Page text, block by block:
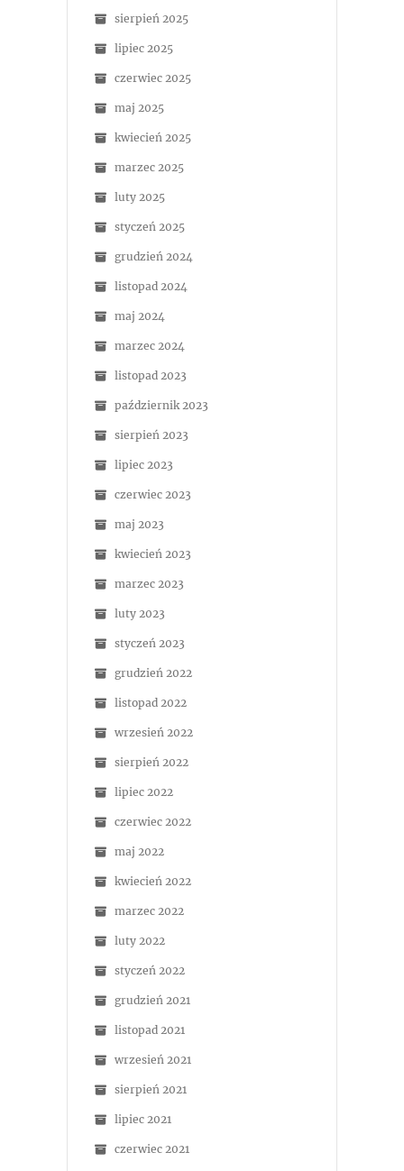
sierpień 2025
lipiec 2025
czerwiec 2025
maj 2025
kwiecień 2025
marzec 2025
luty 2025
styczeń 2025
grudzień 2024
listopad 2024
maj 2024
marzec 2024
listopad 2023
październik 2023
sierpień 2023
lipiec 2023
czerwiec 2023
maj 2023
kwiecień 2023
marzec 2023
luty 2023
styczeń 2023
grudzień 2022
listopad 2022
wrzesień 2022
sierpień 2022
lipiec 2022
czerwiec 2022
maj 2022
kwiecień 2022
marzec 2022
luty 2022
styczeń 2022
grudzień 2021
listopad 2021
wrzesień 2021
sierpień 2021
lipiec 2021
czerwiec 2021